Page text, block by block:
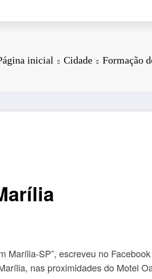
inicial Cidade Formação
Marília-SP”, escreveu no
nas proximidades do Motel